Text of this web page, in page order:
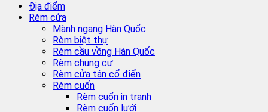
Địa điểm
Rèm cửa
Mành ngang Hàn Quốc
Rèm biệt thự
Rèm cầu vồng Hàn Quốc
Rèm chung cư
Rèm cửa tân cổ điển
Rèm cuốn
Rèm cuốn in tranh
Rèm cuốn lưới